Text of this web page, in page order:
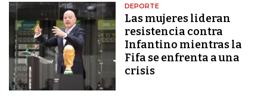
DEPORTE
Las mujeres lideran
resistencia contra
Infantino mientras la
Fifa se enfrenta a una
crisis